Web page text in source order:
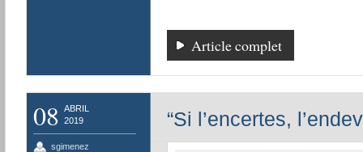
Article complet
08
ABRIL
2019
sgimenez
“Si l’encertes,